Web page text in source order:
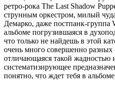
ретро-рока The Last Shadow
струнным оркестром, милый
Демарко, даже постпанк-группа
альбоме погрузившаяся в
что только не найдешь в этой
очень много совершенно разных
отличающаяся такой жадностью
систематизирующее
понятно, что ждет тебя в